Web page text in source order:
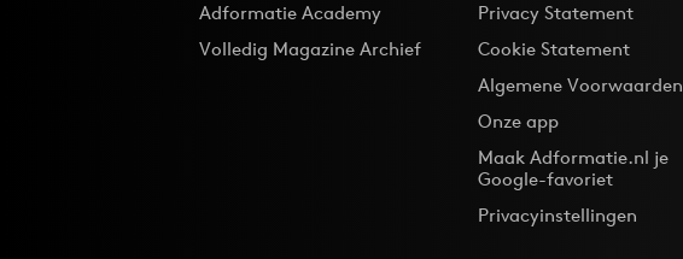
Adformatie Academy
Volledig Magazine Archief
Privacy Statement
Cookie Statement
Algemene Voorwaarden
Onze app
Maak Adformatie.nl je
Google-favoriet
Privacyinstellingen